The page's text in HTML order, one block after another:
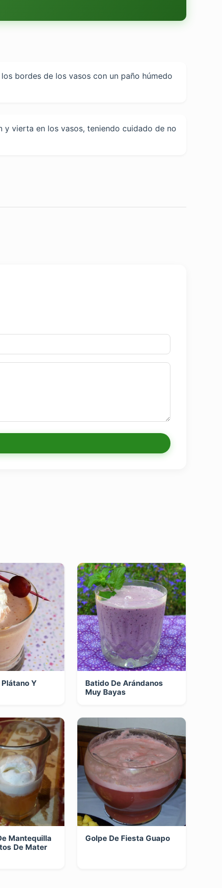
bordes de los vasos con un paño húmedo
y vierta en los vasos, teniendo cuidado de no
Y
Batido De Arándanos
Muy Bayas
Mantequilla
De Mater
Golpe De Fiesta Guapo